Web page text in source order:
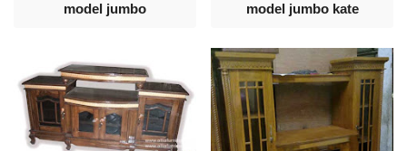
model jumbo
model jumbo kate